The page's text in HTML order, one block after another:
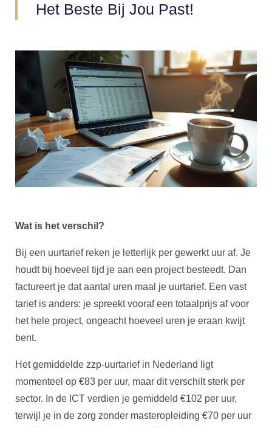
Het Beste Bij Jou Past!
Wat is het verschil?
Bij een uurtarief reken je letterlijk per gewerkt uur af. Je
houdt bij hoeveel tijd je aan een project besteedt. Dan
factureert je dat aantal uren maal je uurtarief. Een vast
tarief is anders: je spreekt vooraf een totaalprijs af voor
het hele project, ongeacht hoeveel uren je eraan kwijt
bent.
Het gemiddelde zzp-uurtarief in Nederland ligt
momenteel op €83 per uur, maar dit verschilt sterk per
sector. In de ICT verdien je gemiddeld €102 per uur,
terwijl je in de zorg zonder masteropleiding €70 per uur